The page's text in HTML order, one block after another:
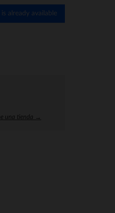
is already available
una tienda →